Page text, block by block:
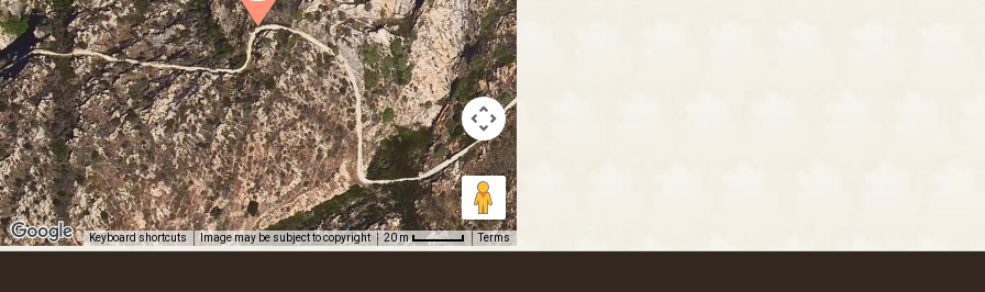
Keyboard shortcuts Image may be subject to copyright 20 m Terms